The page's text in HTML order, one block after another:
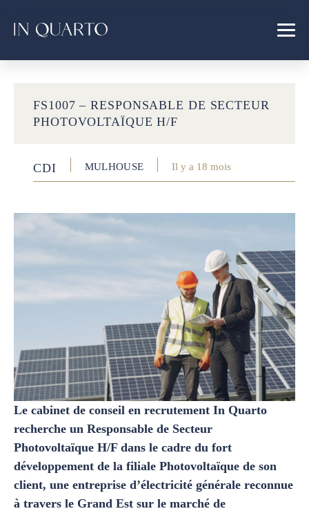
FS1007 – RESPONSABLE DE SECTEUR
PHOTOVOLTAÏQUE H/F
CDI MULHOUSE Il y a 18 mois
Le cabinet de conseil en recrutement In Quarto
recherche un Responsable de Secteur
Photovoltaïque H/F dans le cadre du fort
développement de la filiale Photovoltaïque de son
client, une entreprise d’électricité générale reconnue
à travers le Grand Est sur le marché de